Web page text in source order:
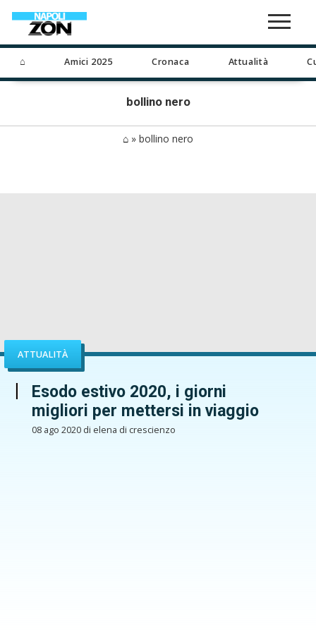
⌂ Amici 2025 Cronaca Attualità
bollino nero
⌂ » bollino nero
ATTUALITÀ
Esodo estivo 2020, i giorni
migliori per mettersi in viaggio
08 ago 2020 di elena di crescienzo